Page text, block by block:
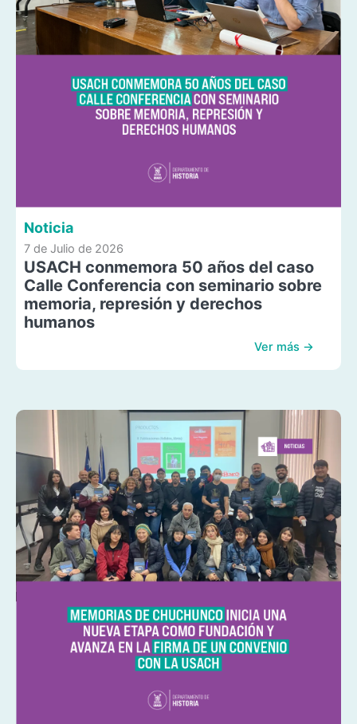
Noticia
7 de Julio de 2026
USACH conmemora 50 años del caso
Calle Conferencia con seminario sobre
memoria, represión y derechos
humanos
Ver más →